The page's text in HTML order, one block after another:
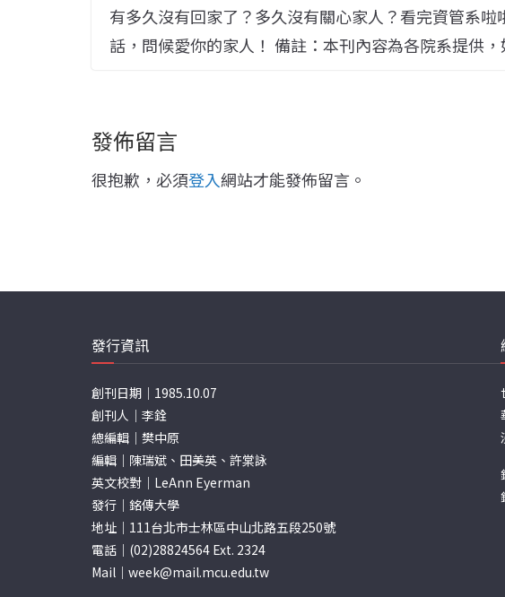
有多久沒有回家了？多久沒有關心家人？看完資管系
話，問候愛你的家人！ 備註：本刊內容為各院系提供
發佈留言
很抱歉，必須登入網站才能發佈留言。
發行資訊
創刊日期｜1985.10.07
創刊人｜李銓
總編輯｜樊中原
編輯｜陳瑞斌、田美英、許棠詠
英文校對｜LeAnn Eyerman
發行｜銘傳大學
地址｜111台北市士林區中山北路五段250號
電話｜(02)28824564 Ext. 2324
Mail｜ week@mail.mcu.edu.tw